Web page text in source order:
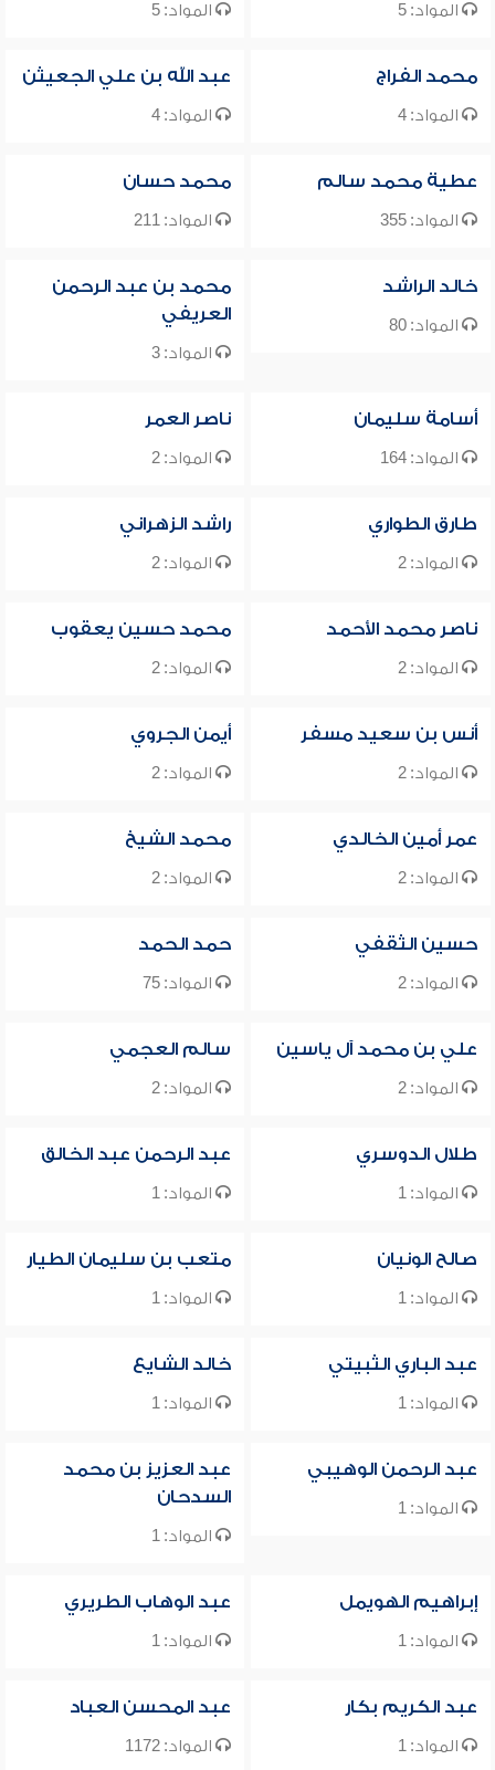
المواد: 5 المواد: 5
محمد الفراج
المواد: 4
عبد الله بن علي الجعيثن
المواد: 4
عطية محمد سالم
المواد: 355
محمد حسان
المواد: 211
خالد الراشد
المواد: 80
محمد بن عبد الرحمن
العريفي
المواد: 3
أسامة سليمان
المواد: 164
ناصر العمر
المواد: 2
طارق الطواري
المواد: 2
راشد الزهراني
المواد: 2
ناصر محمد الأحمد
المواد: 2
محمد حسين يعقوب
المواد: 2
أنس بن سعيد مسفر
المواد: 2
أيمن الجروي
المواد: 2
عمر أمين الخالدي
المواد: 2
محمد الشيخ
المواد: 2
حسين الثقفي
المواد: 2
حمد الحمد
المواد: 75
علي بن محمد آل ياسين
المواد: 2
سالم العجمي
المواد: 2
طلال الدوسري
المواد: 1
عبد الرحمن عبد الخالق
المواد: 1
صالح الونيان
المواد: 1
متعب بن سليمان الطيار
المواد: 1
عبد الباري الثبيتي
المواد: 1
خالد الشايع
المواد: 1
عبد الرحمن الوهيبي
المواد: 1
عبد العزيز بن محمد
السدحان
المواد: 1
إبراهيم الهويمل
المواد: 1
عبد الوهاب الطريري
المواد: 1
عبد الكريم بكار
المواد: 1
عبد المحسن العباد
المواد: 1172